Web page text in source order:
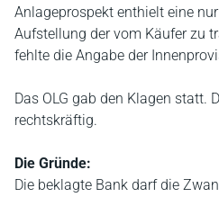
Anlageprospekt enthielt eine
Aufstellung der vom Käufer zu
fehlte die Angabe der
Das OLG gab den Klagen statt.
rechtskräftig.
Die Gründe:
Die beklagte Bank darf die